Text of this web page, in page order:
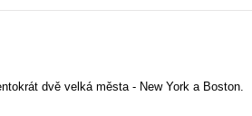
dvě velká města - New York a Boston.